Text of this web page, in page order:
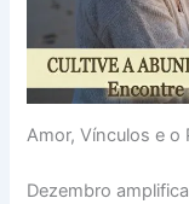
Amor, Vínculos e o
Dezembro